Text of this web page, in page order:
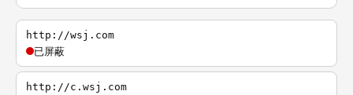
http://wsj.com
已屏蔽
http://c.wsj.com